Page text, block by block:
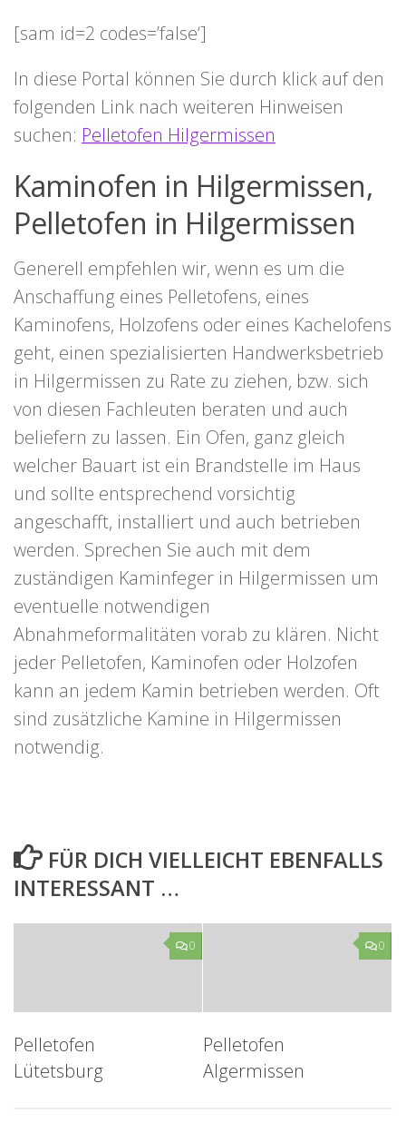
[sam id=2 codes=’false‘]
In diese Portal können Sie durch klick auf den
folgenden Link nach weiteren Hinweisen
suchen: Pelletofen Hilgermissen
Kaminofen in Hilgermissen,
Pelletofen in Hilgermissen
Generell empfehlen wir, wenn es um die
Anschaffung eines Pelletofens, eines
Kaminofens, Holzofens oder eines Kachelofens
geht, einen spezialisierten Handwerksbetrieb
in Hilgermissen zu Rate zu ziehen, bzw. sich
von diesen Fachleuten beraten und auch
beliefern zu lassen. Ein Ofen, ganz gleich
welcher Bauart ist ein Brandstelle im Haus
und sollte entsprechend vorsichtig
angeschafft, installiert und auch betrieben
werden. Sprechen Sie auch mit dem
zuständigen Kaminfeger in Hilgermissen um
eventuelle notwendigen
Abnahmeformalitäten vorab zu klären. Nicht
jeder Pelletofen, Kaminofen oder Holzofen
kann an jedem Kamin betrieben werden. Oft
sind zusätzliche Kamine in Hilgermissen
notwendig.
FÜR DICH VIELLEICHT EBENFALLS
INTERESSANT …
0
Pelletofen
Lütetsburg
0
Pelletofen
Algermissen